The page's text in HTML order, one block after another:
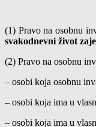
(1) Pravo na osobnu
svakodnevni život
(2) Pravo na osobnu
– osobi koja osobnu
– osobi koja ima u
– osobi koja ima u